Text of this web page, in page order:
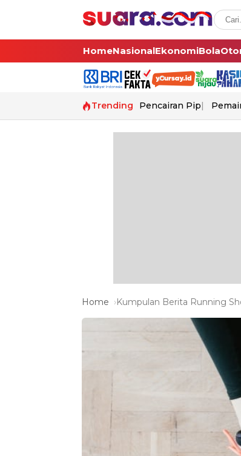
HomeNasionalEkonomiBola
Trending Pencairan Pip
Home Kumpulan Berita Running